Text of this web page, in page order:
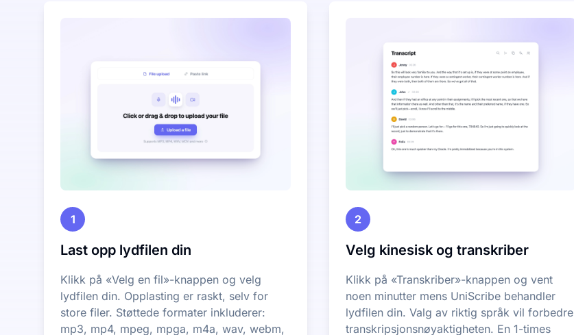
1
Last opp lydfilen din
Klikk på «Velg en fil»-knappen og velg
lydfilen din. Opplasting er raskt, selv for
store filer. Støttede formater inkluderer:
mp3, mp4, mpeg, mpga, m4a, wav, webm,
2
Velg kinesisk og transkriber
Klikk på «Transkriber»-knappen og vent
noen minutter mens UniScribe behandler
lydfilen din. Valg av riktig språk vil forbedre
transkripsjonsnøyaktigheten. En 1-times